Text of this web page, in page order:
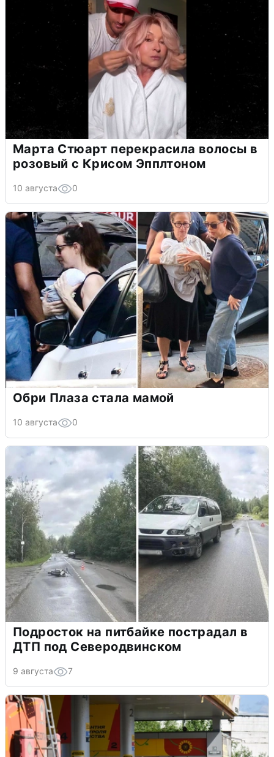
Марта Стюарт перекрасила волосы в
розовый с Крисом Эпплтоном
10 августа 0
Обри Плаза стала мамой
10 августа 0
Подросток на питбайке пострадал в
ДТП под Северодвинском
9 августа 7